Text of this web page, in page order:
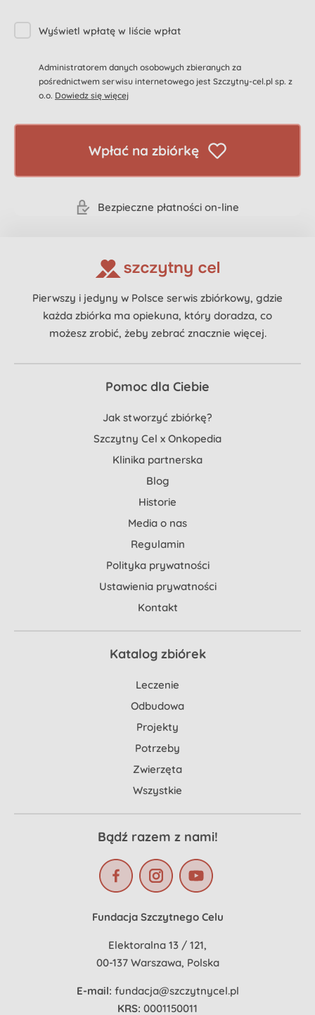
Wyświetl wpłatę w liście wpłat
Administratorem danych osobowych zbieranych za
pośrednictwem serwisu internetowego jest Szczytny-cel.pl sp. z
o.o. Dowiedz się więcej
Wpłać na zbiórkę
Bezpieczne płatności on-line
Pierwszy i jedyny w Polsce serwis zbiórkowy, gdzie
każda zbiórka ma opiekuna, który doradza, co
możesz zrobić, żeby zebrać znacznie więcej.
Pomoc dla Ciebie
Jak stworzyć zbiórkę?
Szczytny Cel x Onkopedia
Klinika partnerska
Blog
Historie
Media o nas
Regulamin
Polityka prywatności
Ustawienia prywatności
Kontakt
Katalog zbiórek
Leczenie
Odbudowa
Projekty
Potrzeby
Zwierzęta
Wszystkie
Bądź razem z nami!
Fundacja Szczytnego Celu
Elektoralna 13 / 121,
00-137 Warszawa, Polska
E-mail: fundacja@szczytnycel.pl
KRS: 0001150011